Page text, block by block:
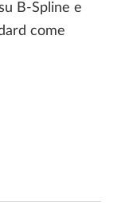
B-Spline e
come